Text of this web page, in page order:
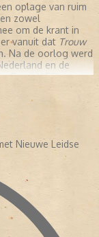
oplage van ruim
zowel
om de krant in
vanuit dat Trouw
Na de oorlog werd
en de
Partij (ARP).
in de Tweede
in de
van
van de Arbeid.
ommezwaai in
van religie
de identiteit
Totdat
Nieuwe Leidse